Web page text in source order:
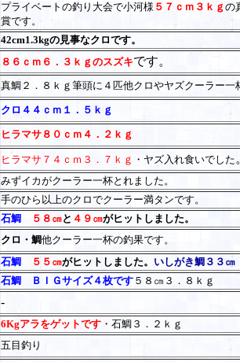
プライベートの釣り大会で小河様 ５７ｃｍ３ｋｇ の
賞です。
42cm1.3kgの見事なクロです。
８６ｃｍ６．３ｋｇのスズキです。
真鯛２．８ｋｇ筆頭に４匹他クロやヤズクーラー一
クロ４４ｃｍ１．５ｋｇ
ヒラマサ８０ｃｍ４．２ｋｇ
ヒラマサ７４ｃｍ３．７ｋｇ ・ヤズ入れ食いでした
みずイカがクーラー一杯とれました。
手のひら以上のクロでクーラー満タンです。
石鯛 ５８㎝と ４９㎝がヒットしました。
クロ・鯛他クーラー一杯の釣果です。
石鯛 ５５㎝がヒットしました。 いしがき鯛３３㎝
石鯛 ＢＩＧサイズ４枚です ５８㎝３．８ｋｇ
-
6Kgアラをゲットです ・石鯛３．２ｋｇ
五目釣り